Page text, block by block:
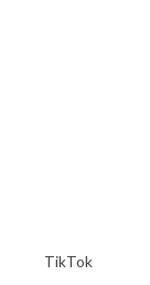
TikTok